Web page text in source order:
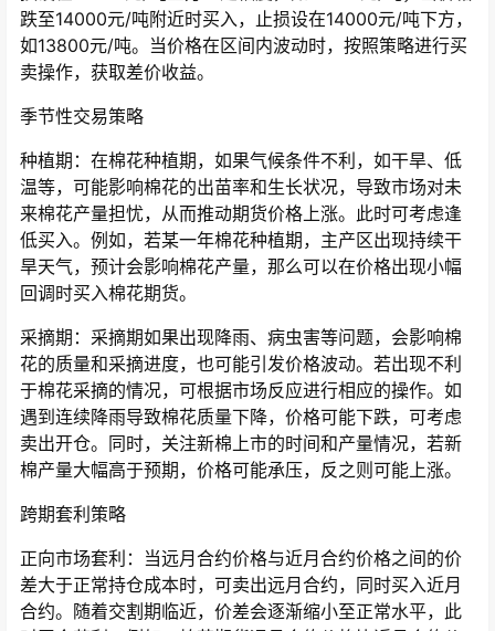
跌至14000元/吨附近时买入，止损设在14000元/吨下方，
如13800元/吨。当价格在区间内波动时，按照策略进行买
卖操作，获取差价收益。
季节性交易策略
种植期：在棉花种植期，如果气候条件不利，如干旱、低
温等，可能影响棉花的出苗率和生长状况，导致市场对未
来棉花产量担忧，从而推动期货价格上涨。此时可考虑逢
低买入。例如，若某一年棉花种植期，主产区出现持续干
旱天气，预计会影响棉花产量，那么可以在价格出现小幅
回调时买入棉花期货。
采摘期：采摘期如果出现降雨、病虫害等问题，会影响棉
花的质量和采摘进度，也可能引发价格波动。若出现不利
于棉花采摘的情况，可根据市场反应进行相应的操作。如
遇到连续降雨导致棉花质量下降，价格可能下跌，可考虑
卖出开仓。同时，关注新棉上市的时间和产量情况，若新
棉产量大幅高于预期，价格可能承压，反之则可能上涨。
跨期套利策略
正向市场套利：当远月合约价格与近月合约价格之间的价
差大于正常持仓成本时，可卖出远月合约，同时买入近月
合约。随着交割期临近，价差会逐渐缩小至正常水平，此